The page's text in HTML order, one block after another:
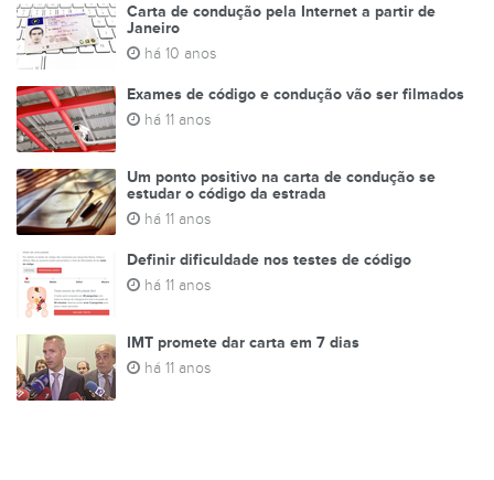
Carta de condução pela Internet a partir de
Janeiro
há 10 anos
Exames de código e condução vão ser filmados
há 11 anos
Um ponto positivo na carta de condução se
estudar o código da estrada
há 11 anos
Definir dificuldade nos testes de código
há 11 anos
IMT promete dar carta em 7 dias
há 11 anos